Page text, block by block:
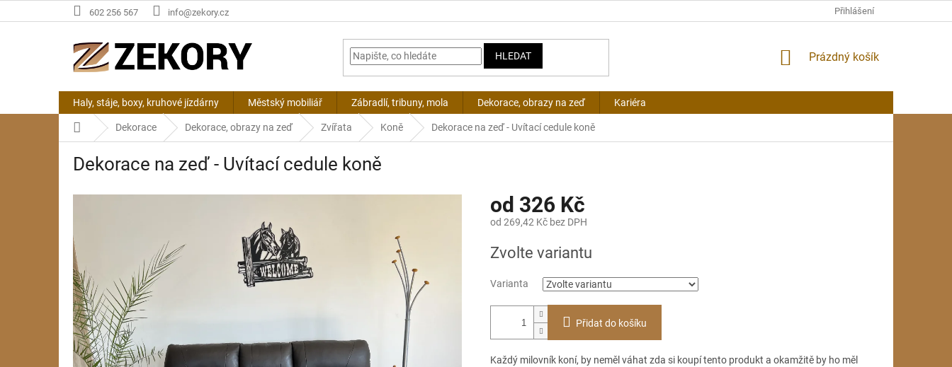
na
602 256 567 info@zekory.cz Přihlášení
HLEDAT
NÁKUPNÍ
Prázdný košík
Haly, stáje, boxy, kruhové jízdárny Městský mobiliář Zábradlí, tribuny, mola Dekorace, obrazy na zeď Kariéra
Domů Dekorace Dekorace, obrazy na zeď Zvířata Koně Dekorace na zeď - Uvítací cedule koně
Dekorace na zeď - Uvítací cedule koně
od 326 Kč
od 269,42 Kč bez DPH
cena:
Zvolte variantu
Varianta
Přidat do košíku
Každý milovník koní, by neměl váhat zda si koupí tento produkt a okamžitě by ho měl